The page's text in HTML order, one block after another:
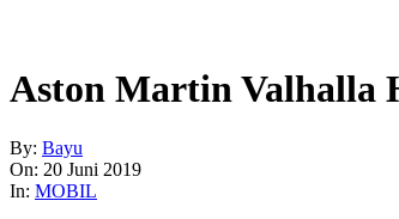
Aston Martin Valhalla
By: Bayu
On: 20 Juni 2019
In: MOBIL